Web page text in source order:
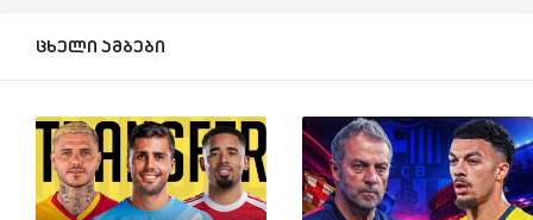
ცხელი ამბები